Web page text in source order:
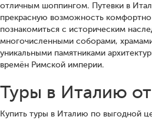
отличным шоппингом. Путевки в
прекрасную возможность
познакомиться с историческим
многочисленными соборами,
уникальными памятниками
времён Римской империи.
Туры в Италию от
Купить туры в Италию по выгодной